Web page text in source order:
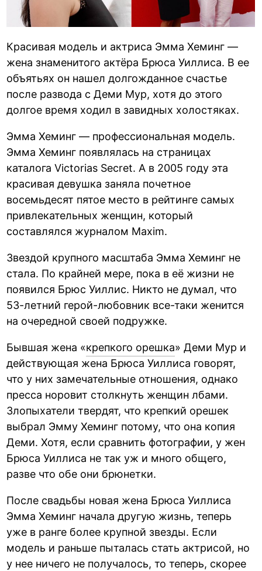
Красивая модель и актриса Эмма Хеминг —
жена знаменитого актёра Брюса Уиллиса. В ее
объятьях он нашел долгожданное счастье
после развода с Деми Мур, хотя до этого
долгое время ходил в завидных холостяках.
Эмма Хеминг — профессиональная модель.
Эмма Хеминг появлялась на страницах
каталога Victorias Secret. А в 2005 году эта
красивая девушка заняла почетное
восемьдесят пятое место в рейтинге самых
привлекательных женщин, который
составлялся журналом Maxim.
Звездой крупного масштаба Эмма Хеминг не
стала. По крайней мере, пока в её жизни не
появился Брюс Уиллис. Никто не думал, что
53-летний герой-любовник все-таки женится
на очередной своей подружке.
Бывшая жена «крепкого орешка» Деми Мур и
действующая жена Брюса Уиллиса говорят,
что у них замечательные отношения, однако
пресса норовит столкнуть женщин лбами.
Злопыхатели твердят, что крепкий орешек
выбрал Эмму Хеминг потому, что она копия
Деми. Хотя, если сравнить фотографии, у жен
Брюса Уиллиса не так уж и много общего,
разве что обе они брюнетки.
После свадьбы новая жена Брюса Уиллиса
Эмма Хеминг начала другую жизнь, теперь
уже в ранге более крупной звезды. Если
модель и раньше пыталась стать актрисой, но
у нее ничего не получалось, то теперь, скорее